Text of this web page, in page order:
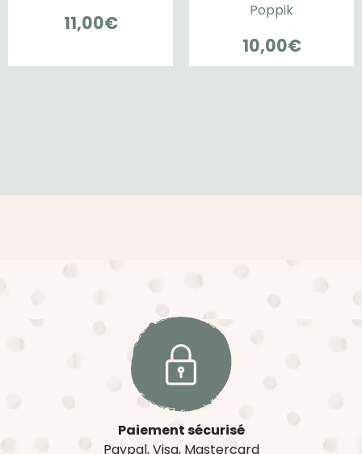
11,00€
Poppik
10,00€
Paiement sécurisé
Paypal, Visa, Mastercard